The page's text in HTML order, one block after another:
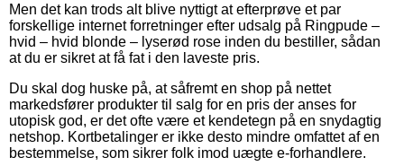
Men det kan trods alt blive nyttigt at efterprøve et par
forskellige internet forretninger efter udsalg på Ringpude –
hvid – hvid blonde – lyserød rose inden du bestiller, sådan
at du er sikret at få fat i den laveste pris.
Du skal dog huske på, at såfremt en shop på nettet
markedsfører produkter til salg for en pris der anses for
utopisk god, er det ofte være et kendetegn på en snydagtig
netshop. Kortbetalinger er ikke desto mindre omfattet af en
bestemmelse, som sikrer folk imod uægte e-forhandlere.